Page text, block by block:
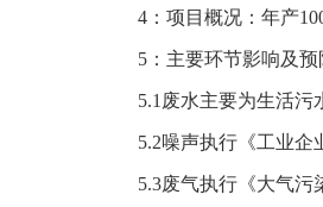
4：项目概况：年产
5：主要环节影响及
5.1废水主要为生活
5.2噪声执行《工业企
5.3废气执行《大气污